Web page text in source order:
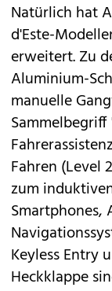
Natürlich hat
d'Este-
erweitert. Zu
Aluminium-
manuelle
Fahren (Level
zum
Smartphones,
Keyless Entry
Heckklappe